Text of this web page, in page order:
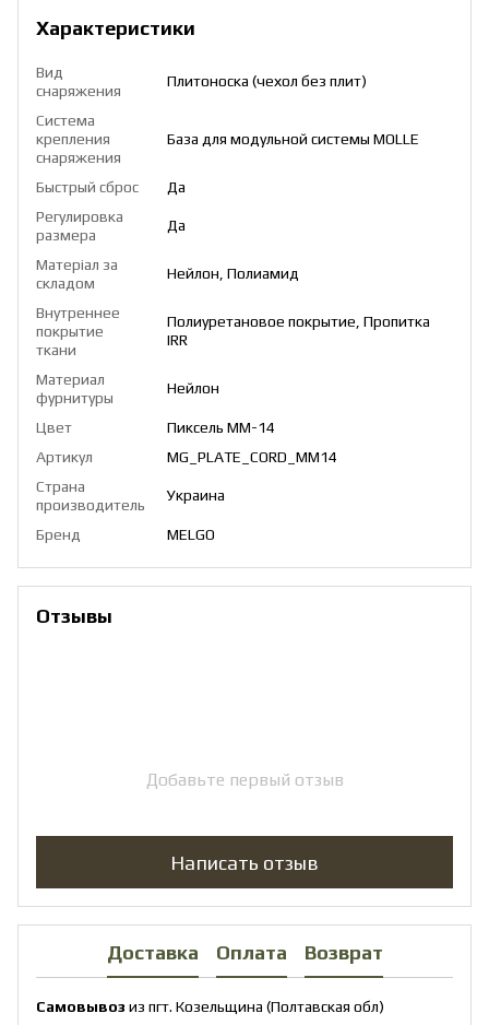
Характеристики
Вид
снаряжения
Плитоноска (чехол без плит)
Система
крепления
снаряжения
База для модульной системы MOLLE
Быстрый сброс
Да
Регулировка
размера
Да
Матеріал за
складом
Нейлон, Полиамид
Внутреннее
покрытие
ткани
Полиуретановое покрытие, Пропитка
IRR
Материал
фурнитуры
Нейлон
Цвет
Пиксель ММ-14
Артикул
MG_PLATE_CORD_MM14
Страна
производитель
Украина
Бренд MELGO
Отзывы
Добавьте первый отзыв
Написать отзыв
Доставка Оплата Возврат
Самовывоз из пгт. Козельщина (Полтавская обл)